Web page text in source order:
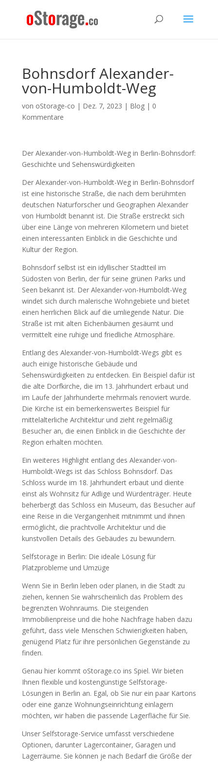
Bohnsdorf Alexander-
von-Humboldt-Weg
von oStorage-co | Dez. 7, 2023 | Blog| 0
Kommentare
Der Alexander-von-Humboldt-Weg in Berlin-Bohnsdorf:
Geschichte und Sehenswürdigkeiten
Der Alexander-von-Humboldt-Weg in Berlin-Bohnsdorf
ist eine historische Straße, die nach dem berühmten
deutschen Naturforscher und Geographen Alexander
von Humboldt benannt ist. Die Straße erstreckt sich
über eine Länge von mehreren Kilometern und bietet
einen interessanten Einblick in die Geschichte und
Kultur der Region.
Bohnsdorf selbst ist ein idyllischer Stadtteil im
Südosten von Berlin, der für seine grünen Parks und
Seen bekannt ist. Der Alexander-von-Humboldt-Weg
windet sich durch malerische Wohngebiete und bietet
einen herrlichen Blick auf die umliegende Natur. Die
Straße ist mit alten Eichenbäumen gesäumt und
vermittelt eine ruhige und friedliche Atmosphäre.
Entlang des Alexander-von-Humboldt-Wegs gibt es
auch einige historische Gebäude und
Sehenswürdigkeiten zu entdecken. Ein Beispiel dafür ist
die alte Dorfkirche, die im 13. Jahrhundert erbaut und
im Laufe der Jahrhunderte mehrmals renoviert wurde.
Die Kirche ist ein bemerkenswertes Beispiel für
mittelalterliche Architektur und zieht regelmäßig
Besucher an, die einen Einblick in die Geschichte der
Region erhalten möchten.
Ein weiteres Highlight entlang des Alexander-von-
Humboldt-Wegs ist das Schloss Bohnsdorf. Das
Schloss wurde im 18. Jahrhundert erbaut und diente
einst als Wohnsitz für Adlige und Würdenträger. Heute
beherbergt das Schloss ein Museum, das Besucher auf
eine Reise in die Vergangenheit mitnimmt und ihnen
ermöglicht, die prachtvolle Architektur und die
kunstvollen Details des Gebäudes zu bewundern.
Selfstorage in Berlin: Die ideale Lösung für
Platzprobleme und Umzüge
Wenn Sie in Berlin leben oder planen, in die Stadt zu
ziehen, kennen Sie wahrscheinlich das Problem des
begrenzten Wohnraums. Die steigenden
Immobilienpreise und die hohe Nachfrage haben dazu
geführt, dass viele Menschen Schwierigkeiten haben,
genügend Platz für ihre persönlichen Gegenstände zu
finden.
Genau hier kommt oStorage.co ins Spiel. Wir bieten
Ihnen flexible und kostengünstige Selfstorage-
Lösungen in Berlin an. Egal, ob Sie nur ein paar Kartons
oder eine ganze Wohnungseinrichtung einlagern
möchten, wir haben die passende Lagerfläche für Sie.
Unser Selfstorage-Service umfasst verschiedene
Optionen, darunter Lagercontainer, Garagen und
Lagerräume. Sie können je nach Bedarf die Größe der